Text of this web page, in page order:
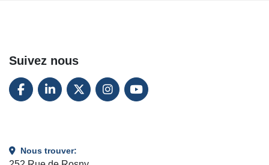
Suivez nous
FACEBOOK
LINKEDINTWITTERINSTAGRAM
YOUTUBE
Nous trouver: